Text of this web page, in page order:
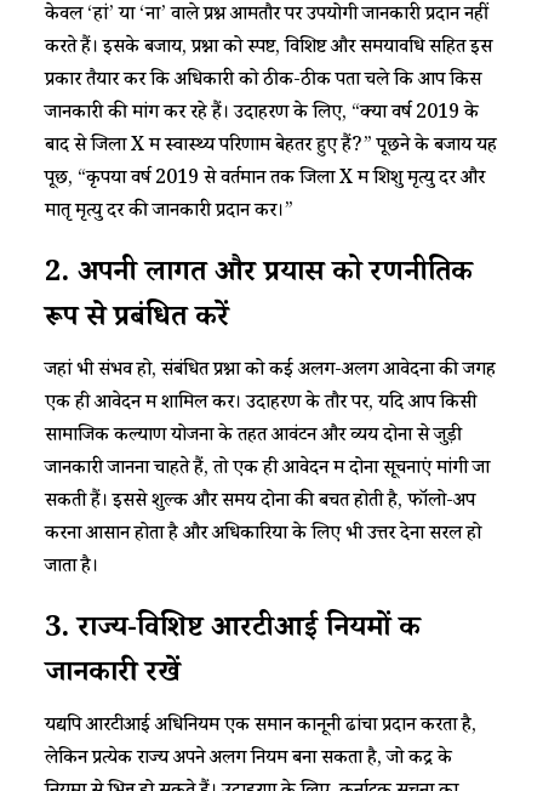
​​केवल ‘हां’ या ‘ना’ वाले प्रश्न आमतौर पर उपयोगी जानकारी प्रदान नहीं
करते हैं। इसके बजाय, प्रश्नों को स्पष्ट, विशिष्ट और समयावधि सहित इस
प्रकार तैयार करें कि अधिकारी को ठीक-ठीक पता चले कि आप किस
जानकारी की मांग कर रहे हैं। उदाहरण के लिए, “क्या वर्ष 2019 के
बाद से जिला X में स्वास्थ्य परिणाम बेहतर हुए हैं?” पूछने के बजाय यह
पूछें, “कृपया वर्ष 2019 से वर्तमान तक जिला X में शिशु मृत्यु दर और
मातृ मृत्यु दर की जानकारी प्रदान करें।”​
​​2. अपनी लागत और प्रयास को रणनीतिक
रूप से प्रबंधित करें​
​​जहां भी संभव हो, संबंधित प्रश्नों को कई अलग-अलग आवेदनों की जगह
एक ही आवेदन में शामिल करें। उदाहरण के तौर पर, यदि आप किसी
सामाजिक कल्याण योजना के तहत आवंटन और व्यय दोनों से जुड़ी
जानकारी जानना चाहते हैं, तो एक ही आवेदन में दोनों सूचनाएं मांगी जा
सकती हैं। इससे शुल्क और समय दोनों की बचत होती है, फॉलो-अप
करना आसान होता है और अधिकारियों के लिए भी उत्तर देना सरल हो
जाता है।​
​​3. राज्य-विशिष्ट आरटीआई नियमों की
जानकारी रखें​
​​यद्यपि आरटीआई अधिनियम एक समान कानूनी ढांचा प्रदान करता है,
लेकिन प्रत्येक राज्य अपने अलग नियम बना सकता है, जो केंद्र के